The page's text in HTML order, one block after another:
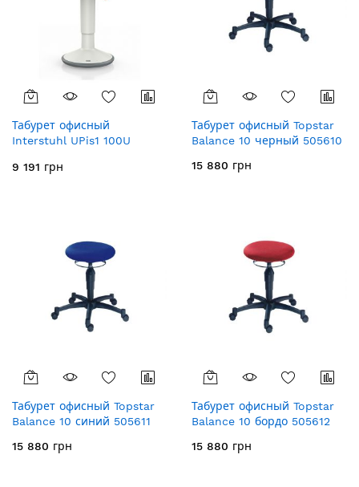
Табурет офисный
Interstuhl UPis1 100U
9 191 грн
Табурет офисный Topstar
Balance 10 черный 505610
15 880 грн
Табурет офисный Topstar
Balance 10 синий 505611
15 880 грн
Табурет офисный Topstar
Balance 10 бордо 505612
15 880 грн